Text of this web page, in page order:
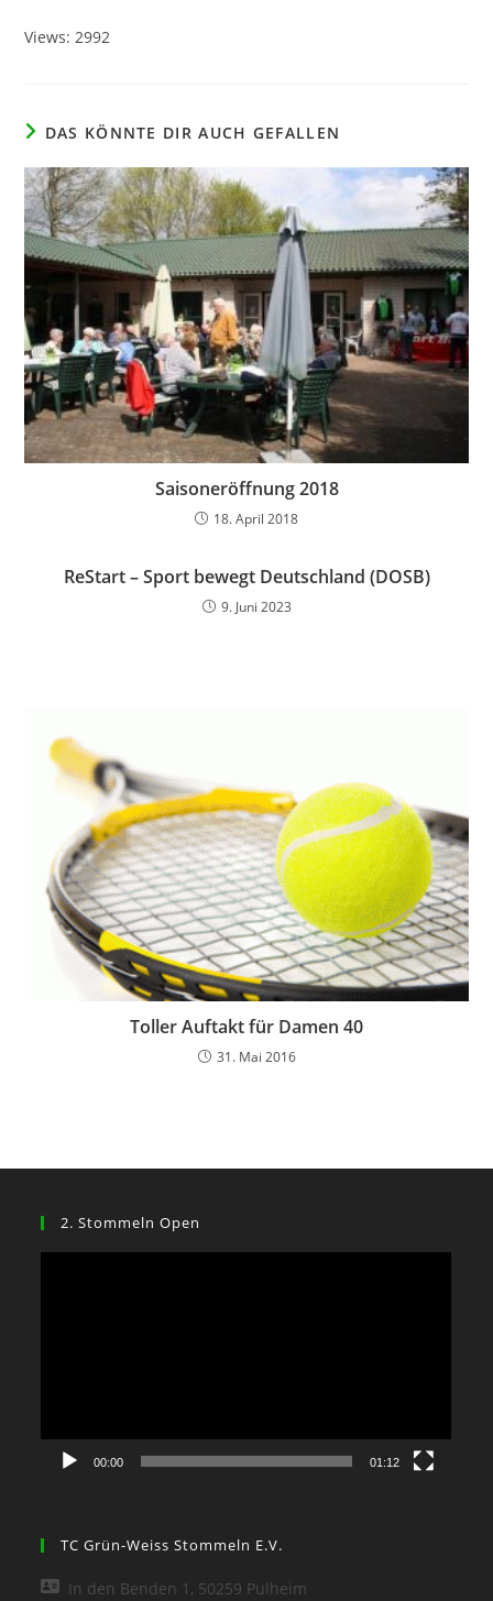
Views: 2992
DAS KÖNNTE DIR AUCH GEFALLEN
Saisoneröffnung 2018
18. April 2018
ReStart – Sport bewegt Deutschland (DOSB)
9. Juni 2023
Toller Auftakt für Damen 40
31. Mai 2016
2. Stommeln Open
00:00 01:12
TC Grün-Weiss Stommeln E.V.
In den Benden 1, 50259 Pulheim